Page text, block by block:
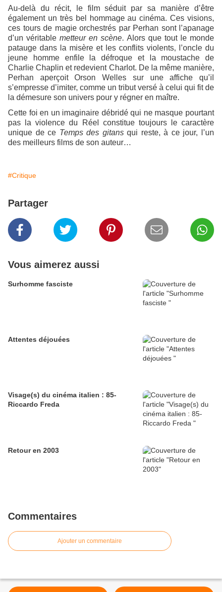
Au-delà du récit, le film séduit par sa manière d’être
également un très bel hommage au cinéma. Ces visions,
ces tours de magie orchestrés par Perhan sont l’apanage
d’un véritablemetteur en scène. Alors que tout le monde
patauge dans la misère et les conflits violents, l’oncle du
jeune homme enfile la défroque et la moustache de
Charlie Chaplin et redevient Charlot. De la même manière,
Perhan aperçoit Orson Welles sur une affiche qu’il
s’empresse d’imiter, comme un tribut versé à celui qui fit de
la démesure son univers pour y régner en maître.
Cette foi en un imaginaire débridé qui ne masque pourtant
pas la violence du Réel constitue toujours le caractère
unique de ce Temps des gitansqui reste, à ce jour, l’un
des meilleurs films de son auteur…
#Critique
Partager
Vous aimerez aussi
Surhomme fasciste
Attentes déjouées
Visage(s) du cinéma italien : 85-
Riccardo Freda
Retour en 2003
Commentaires
Ajouter un commentaire